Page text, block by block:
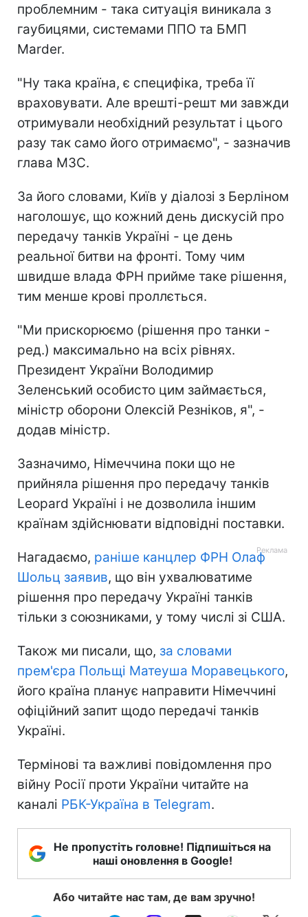
проблемним - така ситуація виникала з
гаубицями, системами ППО та БМП
Marder.
"Ну така країна, є специфіка, треба її
враховувати. Але врешті-решт ми завжди
отримували необхідний результат і цього
разу так само його отримаємо", - зазначив
глава МЗС.
За його словами, Київ у діалозі з Берліном
наголошує, що кожний день дискусій про
передачу танків Україні - це день
реальної битви на фронті. Тому чим
швидше влада ФРН прийме таке рішення,
тим менше крові проллється.
"Ми прискорюємо (рішення про танки -
ред.) максимально на всіх рівнях.
Президент України Володимир
Зеленський особисто цим займається,
міністр оборони Олексій Резніков, я", -
додав міністр.
Зазначимо, Німеччина поки що не
прийняла рішення про передачу танків
Leopard Україні і не дозволила іншим
країнам здійснювати відповідні поставки.
Нагадаємо, раніше канцлер ФРН Олаф
Шольц заявив, що він ухвалюватиме
рішення про передачу Україні танків
тільки з союзниками, у тому числі зі США.
Також ми писали, що, за словами
прем'єра Польщі Матеуша Моравецького,
його країна планує направити Німеччині
офіційний запит щодо передачі танків
Україні.
Термінові та важливі повідомлення про
війну Росії проти України читайте на
каналі РБК-Україна в Telegram.
Не пропустіть головне! Підпишіться на
наші оновлення в Google!
Або читайте нас там, де вам зручно!